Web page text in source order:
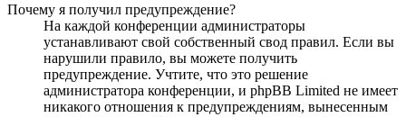
Почему я получил предупреждение?
На каждой конференции администраторы
устанавливают свой собственный свод правил. Если вы
нарушили правило, вы можете получить
предупреждение. Учтите, что это решение
администратора конференции, и phpBB Limited не имеет
никакого отношения к предупреждениям, вынесенным